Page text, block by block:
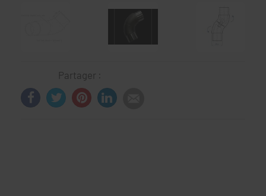
Partager :